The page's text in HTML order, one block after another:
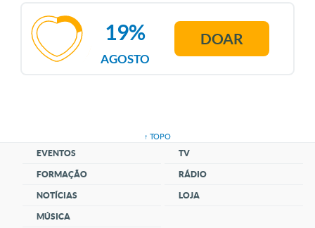
AGOSTO
19% DOAR
↑ TOPO
EVENTOS
FORMAÇÃO
NOTÍCIAS
MÚSICA
TV
RÁDIO
LOJA